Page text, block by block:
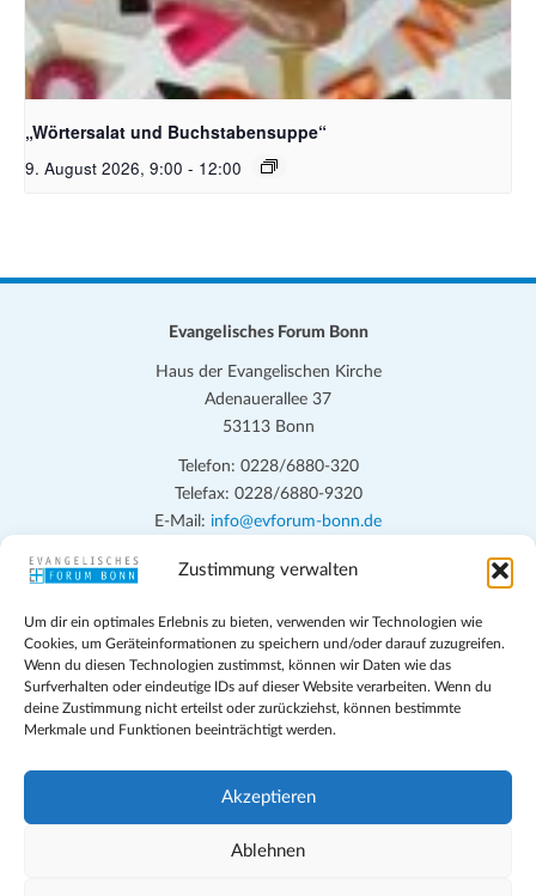
Zustimmung verwalten
Um dir ein optimales Erlebnis zu bieten, verwenden wir Technologien wie
Cookies, um Geräteinformationen zu speichern und/oder darauf zuzugreifen.
Wenn du diesen Technologien zustimmst, können wir Daten wie das
Surfverhalten oder eindeutige IDs auf dieser Website verarbeiten. Wenn du
deine Zustimmung nicht erteilst oder zurückziehst, können bestimmte
Merkmale und Funktionen beeinträchtigt werden.
Akzeptieren
Ablehnen
Bildquelle_ Pixabay Free_Christoph Meinersmann
„Wörtersalat und Buchstabensuppe“
9. August 2026, 9:00 - 12:00
Evangelisches Forum Bonn
Haus der Evangelischen Kirche
Adenauerallee 37
53113 Bonn
Telefon: 0228/6880-320
Telefax: 0228/6880-9320
E-Mail: info@evforum-bonn.de
Das Evangelische Forum Bonn will in seinen zentralen
persönlichen, beruflichen, kirchlichen und öffentlichen Lebens
eingehen, zu offener Begegnung und ehrlicher Auseinandersetzung
anregen und mithelfen, aus der Verheißung des Evangeliums heraus
im individuellen und gesellschaftlichen Leben verantwortlich zu
denken, zu reden und zu handeln.
Impressum
Teilnahmebedingungen